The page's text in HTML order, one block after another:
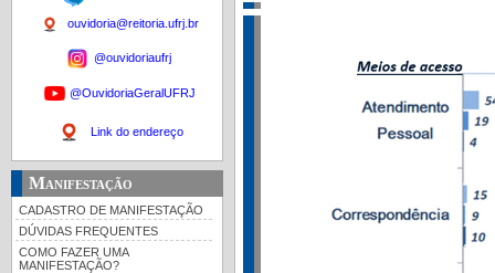
ouvidoria@reitoria.ufrj.br
@ouvidoriaufrj
@OuvidoriaGeralUFRJ
Link do endereço
Manifestação
CADASTRO DE MANIFESTAÇÃO
DÚVIDAS FREQUENTES
COMO FAZER UMA
MANIFESTAÇÃO?